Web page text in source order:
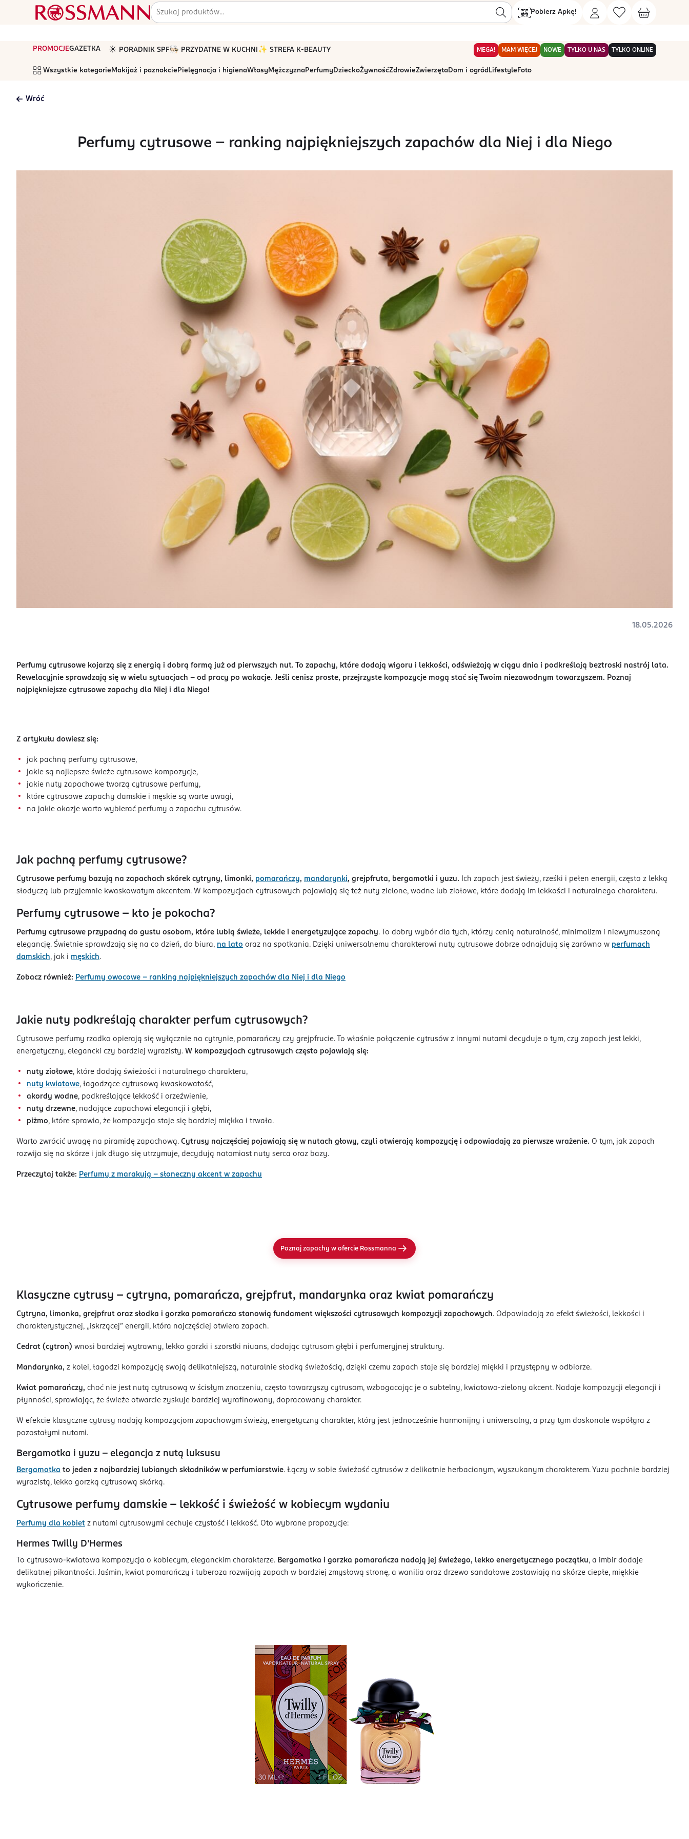
Pobierz Apkę!
PROMOCJEGAZETKA ☀️ PORADNIK SPF🧑🏻‍🍳 PRZYDATNE W KUCHNI ✨ STREFA K-BEAUTY MEGA! MAM WIĘCEJ NOWE TYLKO U NAS TYLKO ONLINE
Wszystkie kategorie Makijaż i paznokcie Pielęgnacja i higienaWłosyMężczyznaPerfumyDzieckoŻywnośćZdrowieZwierzętaDom i ogród Lifestyle Foto
Wróć
Perfumy cytrusowe – ranking najpiękniejszych zapachów dla Niej i dla Niego
18.05.2026
Perfumy cytrusowe kojarzą się z energią i dobrą formą już od pierwszych nut. To zapachy, które dodają wigoru i lekkości, odświeżają w ciągu dnia i podkreślają beztroski nastrój lata.
Rewelacyjnie sprawdzają się w wielu sytuacjach – od pracy po wakacje. Jeśli cenisz proste, przejrzyste kompozycje mogą stać się Twoim niezawodnym towarzyszem. Poznaj
najpiękniejsze cytrusowe zapachy dla Niej i dla Niego!
Z artykułu dowiesz się:
jak pachną perfumy cytrusowe,
jakie są najlepsze świeże cytrusowe kompozycje,
jakie nuty zapachowe tworzą cytrusowe perfumy,
które cytrusowe zapachy damskie i męskie są warte uwagi,
na jakie okazje warto wybierać perfumy o zapachu cytrusów.
Jak pachną perfumy cytrusowe?
Cytrusowe perfumy bazują na zapachach skórek cytryny, limonki, pomarańczy, mandarynki, grejpfruta, bergamotki i yuzu. Ich zapach jest świeży, rześki i pełen energii, często z lekką
słodyczą lub przyjemnie kwaskowatym akcentem. W kompozycjach cytrusowych pojawiają się też nuty zielone, wodne lub ziołowe, które dodają im lekkości i naturalnego charakteru.
Perfumy cytrusowe - kto je pokocha?
Perfumy cytrusowe przypadną do gustu osobom, które lubią świeże, lekkie i energetyzujące zapachy. To dobry wybór dla tych, którzy cenią naturalność, minimalizm i niewymuszoną
elegancję. Świetnie sprawdzają się na co dzień, do biura, na lato oraz na spotkania. Dzięki uniwersalnemu charakterowi nuty cytrusowe dobrze odnajdują się zarówno w perfumach
damskich, jak i męskich.
Zobacz również: Perfumy owocowe – ranking najpiękniejszych zapachów dla Niej i dla Niego
Jakie nuty podkreślają charakter perfum cytrusowych?
Cytrusowe perfumy rzadko opierają się wyłącznie na cytrynie, pomarańczy czy grejpfrucie. To właśnie połączenie cytrusów z innymi nutami decyduje o tym, czy zapach jest lekki,
energetyczny, elegancki czy bardziej wyrazisty. W kompozycjach cytrusowych często pojawiają się:
nuty ziołowe, które dodają świeżości i naturalnego charakteru,
nuty kwiatowe, łagodzące cytrusową kwaskowatość,
akordy wodne, podkreślające lekkość i orzeźwienie,
nuty drzewne, nadające zapachowi elegancji i głębi,
piżmo, które sprawia, że kompozycja staje się bardziej miękka i trwała.
Warto zwrócić uwagę na piramidę zapachową. Cytrusy najczęściej pojawiają się w nutach głowy, czyli otwierają kompozycję i odpowiadają za pierwsze wrażenie. O tym, jak zapach
rozwija się na skórze i jak długo się utrzymuje, decydują natomiast nuty serca oraz bazy.
Przeczytaj także: Perfumy z marakują - słoneczny akcent w zapachu
Poznaj zapachy w ofercie Rossmanna
Klasyczne cytrusy – cytryna, pomarańcza, grejpfrut, mandarynka oraz kwiat pomarańczy
Cytryna, limonka, grejpfrut oraz słodka i gorzka pomarańcza stanowią fundament większości cytrusowych kompozycji zapachowych. Odpowiadają za efekt świeżości, lekkości i
charakterystycznej, „iskrzącej” energii, która najczęściej otwiera zapach.
Cedrat (cytron) wnosi bardziej wytrawny, lekko gorzki i szorstki niuans, dodając cytrusom głębi i perfumeryjnej struktury.
Mandarynka, z kolei, łagodzi kompozycję swoją delikatniejszą, naturalnie słodką świeżością, dzięki czemu zapach staje się bardziej miękki i przystępny w odbiorze.
Kwiat pomarańczy, choć nie jest nutą cytrusową w ścisłym znaczeniu, często towarzyszy cytrusom, wzbogacając je o subtelny, kwiatowo-zielony akcent. Nadaje kompozycji elegancji i
płynności, sprawiając, że świeże otwarcie zyskuje bardziej wyrafinowany, dopracowany charakter.
W efekcie klasyczne cytrusy nadają kompozycjom zapachowym świeży, energetyczny charakter, który jest jednocześnie harmonijny i uniwersalny, a przy tym doskonale współgra z
pozostałymi nutami.
Bergamotka i yuzu – elegancja z nutą luksusu
Bergamotka to jeden z najbardziej lubianych składników w perfumiarstwie. Łączy w sobie świeżość cytrusów z delikatnie herbacianym, wyszukanym charakterem. Yuzu pachnie bardziej
wyrazistą, lekko gorzką cytrusową skórką.
Cytrusowe perfumy damskie – lekkość i świeżość w kobiecym wydaniu
Perfumy dla kobiet z nutami cytrusowymi cechuje czystość i lekkość. Oto wybrane propozycje:
Hermes Twilly D'Hermes
To cytrusowo-kwiatowa kompozycja o kobiecym, eleganckim charakterze. Bergamotka i gorzka pomarańcza nadają jej świeżego, lekko energetycznego początku, a imbir dodaje
delikatnej pikantności. Jaśmin, kwiat pomarańczy i tuberoza rozwijają zapach w bardziej zmysłową stronę, a wanilia oraz drzewo sandałowe zostawiają na skórze ciepłe, miękkie
wykończenie.